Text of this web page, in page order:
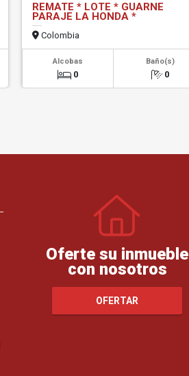
REMATE * LOTE * GUARNE
PARAJE LA HONDA *
Colombia
Alcobas
0
Baño(s)
0
Oferte su inmueble
con nosotros
OFERTAR